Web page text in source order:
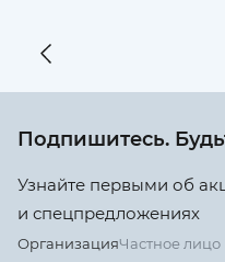
Подпишитесь.
Узнайте первыми об
и спецпредложениях
ОрганизацияЧастное лицо